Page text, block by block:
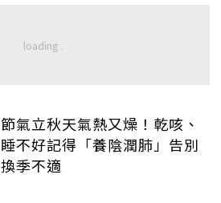
節氣立秋天氣熱又燥！乾咳、
睡不好記得「養陰潤肺」告別
換季不適